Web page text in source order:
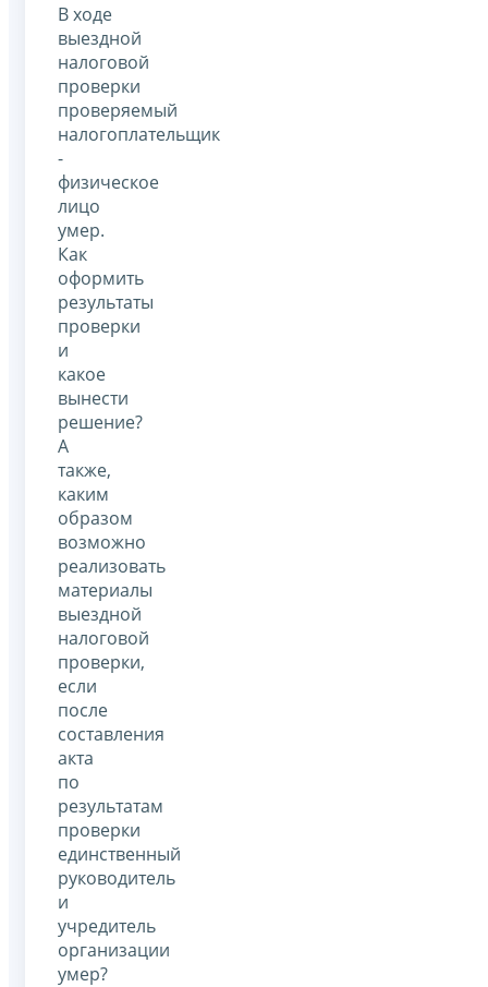
В ходе
выездной
налоговой
проверки
проверяемый
налогоплательщик
-
физическое
лицо
умер.
Как
оформить
результаты
проверки
и
какое
вынести
решение?
А
также,
каким
образом
возможно
реализовать
материалы
выездной
налоговой
проверки,
если
после
составления
акта
по
результатам
проверки
единственный
руководитель
и
учредитель
организации
умер?